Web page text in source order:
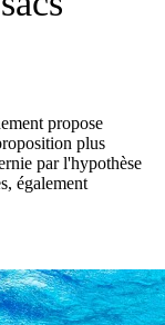
propose
plus
par l'hypothèse
également